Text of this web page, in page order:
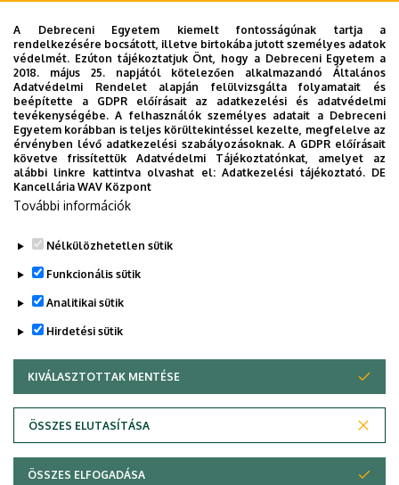
2026. augusztus 7.
Univerzum: A Debreceni Egyetem
titkos receptjei
KUTATÁS TUDOMÁNY
Adatvédelem
A Debreceni Egyetem kiemelt fontosságúnak tartja a
rendelkezésére bocsátott, illetve birtokába jutott személyes adatok
védelmét. Ezúton tájékoztatjuk Önt, hogy a Debreceni Egyetem a
2018. május 25. napjától kötelezően alkalmazandó Általános
Adatvédelmi Rendelet alapján felülvizsgálta folyamatait és
beépítette a GDPR előírásait az adatkezelési és adatvédelmi
tevékenységébe. A felhasználók személyes adatait a Debreceni
Egyetem korábban is teljes körültekintéssel kezelte, megfelelve az
érvényben lévő adatkezelési szabályozásoknak. A GDPR előírásait
követve frissítettük Adatvédelmi Tájékoztatónkat, amelyet az
alábbi linkre kattintva olvashat el:Adatkezelési tájékoztató. DE
Kancellária WAV Központ
További információk
Nélkülözhetetlen sütik
Funkcionális sütik
Analitikai sütik
Hirdetési sütik
KIVÁLASZTOTTAK MENTÉSE
ÖSSZES ELUTASÍTÁSA
WITHDRAW CONSENT
ÖSSZES ELFOGADÁSA